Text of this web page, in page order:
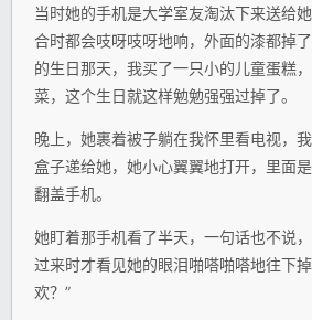
当时她的手机是大学室友淘汰下来送给
合时都会吱呀吱呀地响，外面的漆都掉
的生日那天，我买了一只小的儿童蛋糕
菜，这个生日就这样勉勉强强过掉了。
晚上，她裹着被子躺在我怀里看电视，
盒子递给她，她小心翼翼地打开，里面
翻盖手机。
她盯着那手机看了半天，一句话也不说
过来时才看见她的眼泪啪嗒啪嗒地往下
欢？”